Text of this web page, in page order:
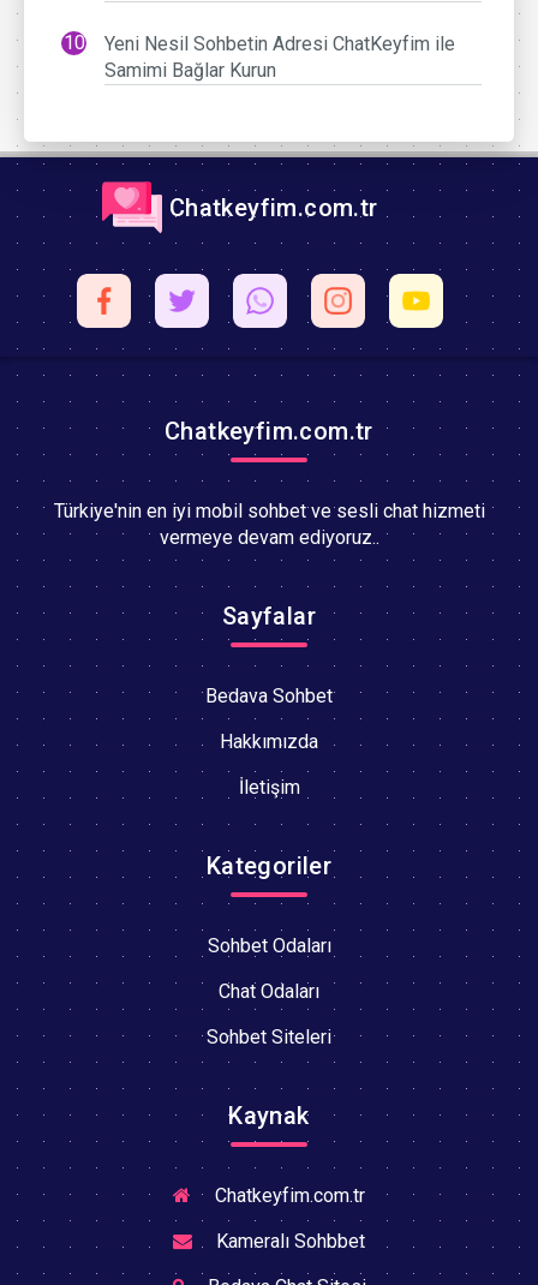
Yeni Nesil Sohbetin Adresi ChatKeyfim ile
Samimi Bağlar Kurun
Chatkeyfim.com.tr
Chatkeyfim.com.tr
Türkiye'nin en iyi mobil sohbet ve sesli chat hizmeti
vermeye devam ediyoruz..
Sayfalar
Bedava Sohbet
Hakkımızda
İletişim
Kategoriler
Sohbet Odaları
Chat Odaları
Sohbet Siteleri
Kaynak
Chatkeyfim.com.tr
Kameralı Sohbbet